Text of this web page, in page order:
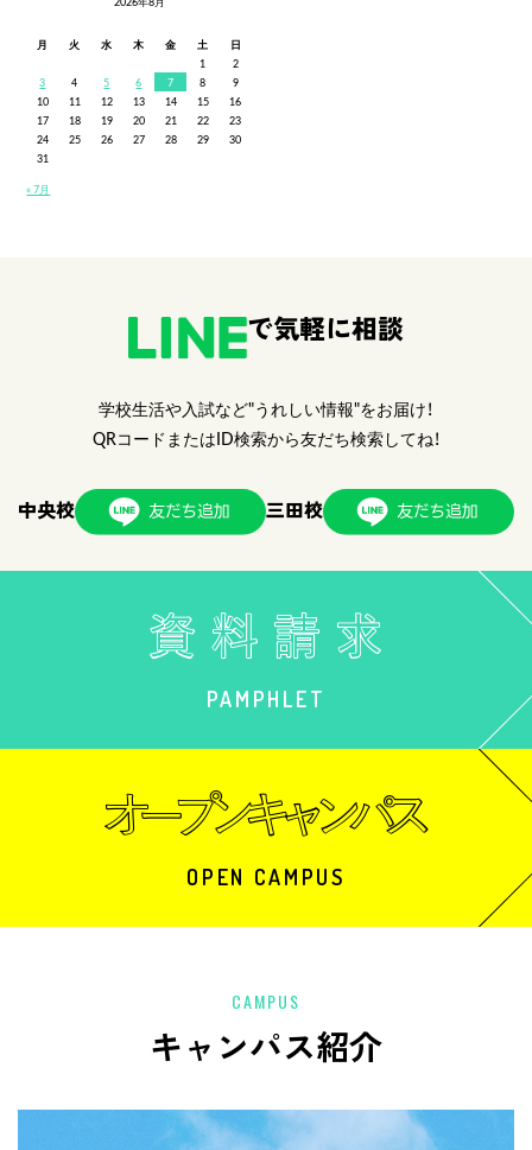
月 火 水 木 金 土
日
1
2
3
4 5 6 7 8
9
10
11 12 13 14 15
16
17
18 19 20 21 22
23
24
25 26 27 28 29
30
31
« 7月
で気軽に相談
学校生活や入試など"うれしい情報"をお届け！
QRコードまたはID検索から友だち検索してね！
中央校 三田校
PAMPHLET
OPEN CAMPUS
CAMPUS
キャンパス紹介